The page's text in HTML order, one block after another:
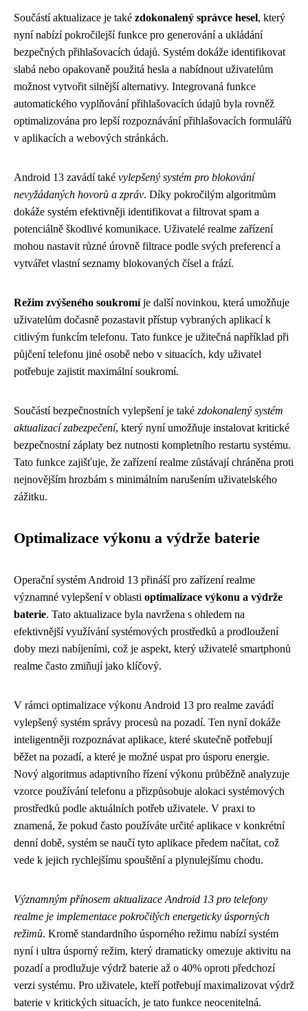
Součástí aktualizace je také zdokonalený správce hesel, který
nyní nabízí pokročilejší funkce pro generování a ukládání
bezpečných přihlašovacích údajů. Systém dokáže identifikovat
slabá nebo opakovaně použitá hesla a nabídnout uživatelům
možnost vytvořit silnější alternativy. Integrovaná funkce
automatického vyplňování přihlašovacích údajů byla rovněž
optimalizována pro lepší rozpoznávání přihlašovacích formulářů
v aplikacích a webových stránkách.
Android 13 zavádí také vylepšený systém pro blokování
nevyžádaných hovorů a zpráv. Díky pokročilým algoritmům
dokáže systém efektivněji identifikovat a filtrovat spam a
potenciálně škodlivé komunikace. Uživatelé realme zařízení
mohou nastavit různé úrovně filtrace podle svých preferencí a
vytvářet vlastní seznamy blokovaných čísel a frází.
Režim zvýšeného soukromíje další novinkou, která umožňuje
uživatelům dočasně pozastavit přístup vybraných aplikací k
citlivým funkcím telefonu. Tato funkce je užitečná například při
půjčení telefonu jiné osobě nebo v situacích, kdy uživatel
potřebuje zajistit maximální soukromí.
Součástí bezpečnostních vylepšení je také zdokonalený systém
aktualizací zabezpečení, který nyní umožňuje instalovat kritické
bezpečnostní záplaty bez nutnosti kompletního restartu systému.
Tato funkce zajišťuje, že zařízení realme zůstávají chráněna proti
nejnovějším hrozbám s minimálním narušením uživatelského
zážitku.
Optimalizace výkonu a výdrže baterie
Operační systém Android 13 přináší pro zařízení realme
významné vylepšení v oblasti optimalizace výkonu a výdrže
baterie. Tato aktualizace byla navržena s ohledem na
efektivnější využívání systémových prostředků a prodloužení
doby mezi nabíjeními, což je aspekt, který uživatelé smartphonů
realme často zmiňují jako klíčový.
V rámci optimalizace výkonu Android 13 pro realme zavádí
vylepšený systém správy procesů na pozadí. Ten nyní dokáže
inteligentněji rozpoznávat aplikace, které skutečně potřebují
běžet na pozadí, a které je možné uspat pro úsporu energie.
Nový algoritmus adaptivního řízení výkonu průběžně analyzuje
vzorce používání telefonu a přizpůsobuje alokaci systémových
prostředků podle aktuálních potřeb uživatele. V praxi to
znamená, že pokud často používáte určité aplikace v konkrétní
denní době, systém se naučí tyto aplikace předem načítat, což
vede k jejich rychlejšímu spouštění a plynulejšímu chodu.
Významným přínosem aktualizace Android 13 pro telefony
realme je implementace pokročilých energeticky úsporných
režimů. Kromě standardního úsporného režimu nabízí systém
nyní i ultra úsporný režim, který dramaticky omezuje aktivitu na
pozadí a prodlužuje výdrž baterie až o 40% oproti předchozí
verzi systému. Pro uživatele, kteří potřebují maximalizovat výdrž
baterie v kritických situacích, je tato funkce neocenitelná.